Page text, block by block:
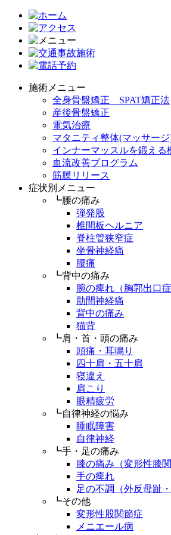
施術メニュー
全身骨盤矯正 SPAT矯正法
産後骨盤矯正
電気治療
マタニティ整体(マッサー
インナーマッスルを鍛える
血流改善プログラム
筋膜リリース
症状別メニュー
┗腰の痛み
弾発股
椎間板ヘルニア
脊柱管狭窄症
坐骨神経痛
腰痛
┗背中の痛み
腕の痺れ（胸郭出口症
肋間神経痛
背中の痛み
猫背
┗肩・首・頭の痛み
頭痛・耳鳴り
四十肩・五十肩
寝違え
肩こり
眼精疲労
┗自律神経の悩み
睡眠障害
自律神経
┗手・足の痛み
膝の痛み（変形性膝関
手の痺れ
足の不調（外反母趾
┗その他
変形性股関節症
メニエール病